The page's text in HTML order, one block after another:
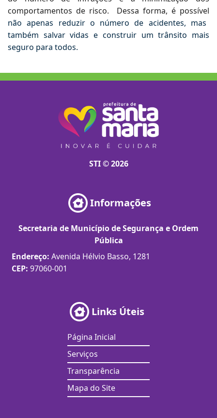
comportamentos de risco. Dessa forma, é possível
não apenas reduzir o número de acidentes, mas
também salvar vidas e construir um trânsito mais
seguro para todos.
STI © 2026
Informações
Secretaria de Município de Segurança e Ordem
Pública
Endereço: Avenida Hélvio Basso, 1281
CEP: 97060-001
Links Úteis
Página Inicial
Serviços
Transparência
Mapa do Site